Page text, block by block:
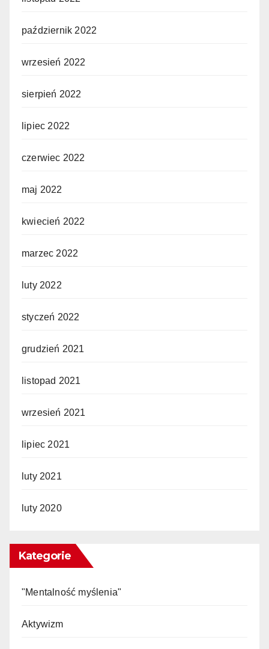
październik 2022
wrzesień 2022
sierpień 2022
lipiec 2022
czerwiec 2022
maj 2022
kwiecień 2022
marzec 2022
luty 2022
styczeń 2022
grudzień 2021
listopad 2021
wrzesień 2021
lipiec 2021
luty 2021
luty 2020
Kategorie
"Mentalność myślenia"
Aktywizm